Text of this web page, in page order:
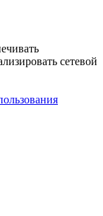
сетевой